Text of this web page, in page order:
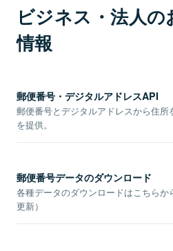
ビジネス・法人
情報
郵便番号・デジタルアドレスAPI
郵便番号とデジタルアドレスから住所
を提供。
郵便番号データのダウンロード
各種データのダウンロードはこちらか
更新）